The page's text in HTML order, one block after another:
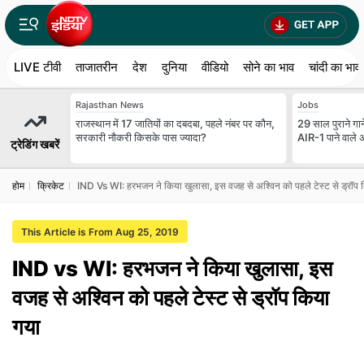
LIVE टीवी ताजातरीन देश दुनिया वीडियो सोने का भाव चांदी का भाव
ट्रेडिंग खबरें
Rajasthan News
राजस्थान में 17 जातियों का दबदबा, पहले नंबर पर कौन,
सरकारी नौकरी किसके पास ज्यादा?
Jobs
29 साल पुराने
AIR-1 पाने वाले
होम क्रिकेट IND Vs WI: हरभजन ने किया खुलासा, इस वजह से अश्विन को पहले टेस्ट से ड्रॉप
This Article is From Aug 25, 2019
IND vs WI: हरभजन ने किया खुलासा, इस
वजह से अश्विन को पहले टेस्ट से ड्रॉप किया
गया